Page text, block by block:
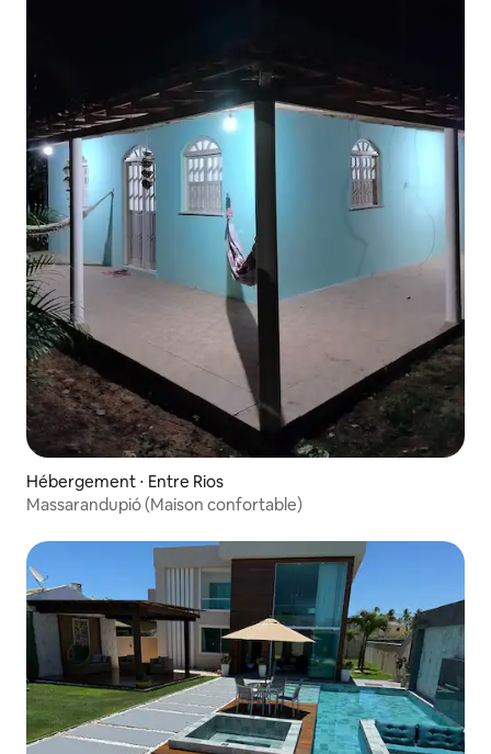
Hébergement ⋅ Entre Rios
Massarandupió (Maison confortable)